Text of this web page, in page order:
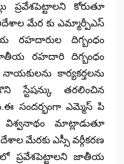
ప్రవేశపెట్టాలని కోరుతూ
మేర కు ఎమ్మార్పీఎస్
రహదారుల దిగ్బంధం
జాతీయ రహదారి దిగ్బంధం
కార్యకర్తలను
స్టేషన్కు తరలించిన
సందర్భంగా ఎమ్మెస్ పి
విశ్వనాథం మాట్లాడుతూ
మేరకు ఎస్సీ వర్గీకరణ
ప్రవేశపెట్టాలని జాతీయ